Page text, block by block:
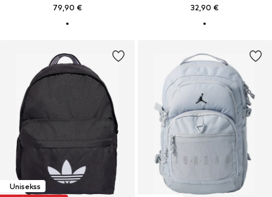
79,90 € 32,90 €
Unisekss